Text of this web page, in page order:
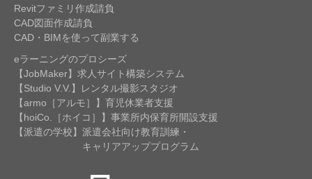
Revitファミリ作成請負
CAD図面作成請負
CAD・BIMを使って副業する
eラーニングのプロシーズ
【JobMaker】求人サイト構築システム
【Studio V.V.】レンタル撮影スタジオ
【armo［アルモ］】育児休業者支援
【hoiCo.［ホイコ］】事業所内保育所開設支援
【派遣の学校】派遣会社向け教育訓練・
キャリアアッププログラム